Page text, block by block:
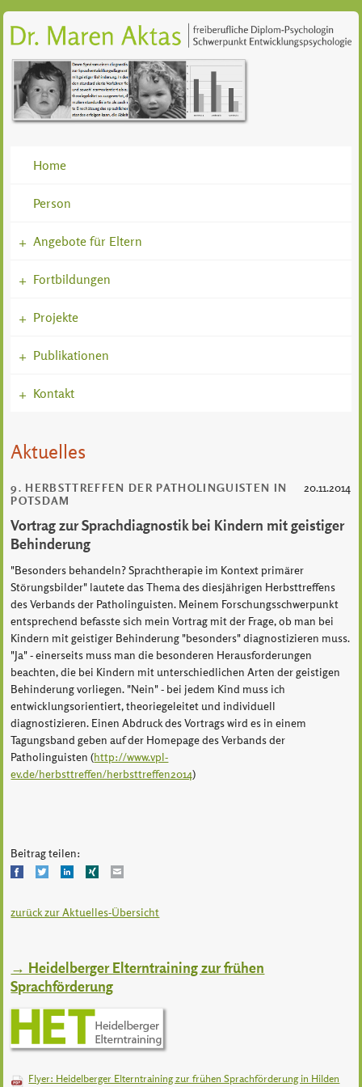
Home
Person
+ Angebote für Eltern
+ Fortbildungen
+ Projekte
+ Publikationen
+ Kontakt
Aktuelles
9. HERBSTTREFFEN DER PATHOLINGUISTEN IN
POTSDAM
20.11.2014
Vortrag zur Sprachdiagnostik bei Kindern mit geistiger
Behinderung
"Besonders behandeln? Sprachtherapie im Kontext primärer
Störungsbilder" lautete das Thema des diesjährigen Herbsttreffens
des Verbands der Patholinguisten. Meinem Forschungsschwerpunkt
entsprechend befasste sich mein Vortrag mit der Frage, ob man bei
Kindern mit geistiger Behinderung "besonders" diagnostizieren muss.
"Ja" - einerseits muss man die besonderen Herausforderungen
beachten, die bei Kindern mit unterschiedlichen Arten der geistigen
Behinderung vorliegen. "Nein" - bei jedem Kind muss ich
entwicklungsorientiert, theoriegeleitet und individuell
diagnostizieren. Einen Abdruck des Vortrags wird es in einem
Tagungsband geben auf der Homepage des Verbands der
Patholinguisten (http://www.vpl-
ev.de/herbsttreffen/herbsttreffen2014)
Beitrag teilen:
Facebook
Twitter LinkedIn
Xing
zurück zur Aktuelles-Übersicht
→ Heidelberger Elterntraining zur frühen
Sprachförderung
Flyer: Heidelberger Elterntraining zur frühen Sprachförderung in Hilden